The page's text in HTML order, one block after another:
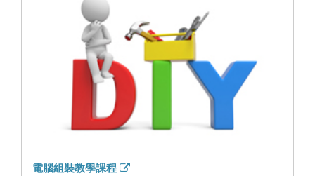
電腦組裝教學課程